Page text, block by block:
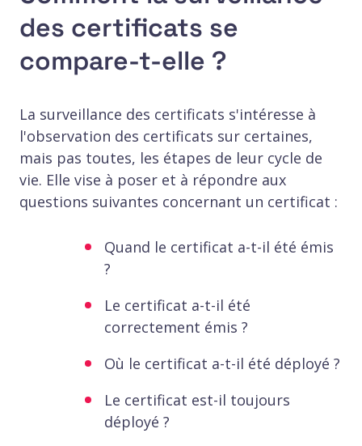
des certificats se
compare-t-elle ?
La surveillance des certificats s'intéresse à
l'observation des certificats sur certaines,
mais pas toutes, les étapes de leur cycle de
vie. Elle vise à poser et à répondre aux
questions suivantes concernant un certificat :
Quand le certificat a-t-il été émis
?
Le certificat a-t-il été
correctement émis ?
Où le certificat a-t-il été déployé ?
Le certificat est-il toujours
déployé ?